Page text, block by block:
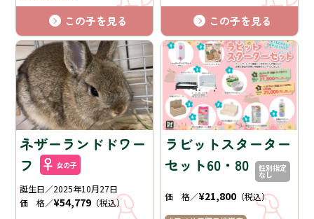
この子を見る この子を見る
ネザーランドドワー
フ
女の子
誕生日／2025年10月27日
価 格／¥54,779 （税込）
ラビットスターター
セット60・80
性別指定
なし
価 格／¥21,800 （税込）